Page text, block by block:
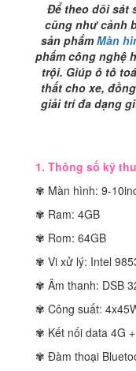
Để theo dõi sát
cũng như cảnh
sản phẩmMàn
phẩm công nghệ
trội. Giúp ô tô
thất cho xe,
giải trí đa dạng
1. Thông số kỹ
✾ Màn hình: 9-
✾ Ram: 4GB
✾ Rom: 64GB
✾ Vi xử lý: Intel
✾ Âm thanh: DSB
✾ Công suất:
✾ Kết nối data 4G
✾ Đàm thoại